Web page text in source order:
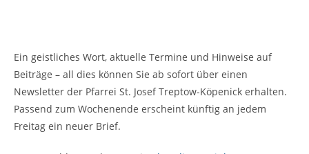
Ein geistliches Wort, aktuelle Termine und Hinweise auf
Beiträge – all dies können Sie ab sofort über einen
Newsletter der Pfarrei St. Josef Treptow-Köpenick erhalten.
Passend zum Wochenende erscheint künftig an jedem
Freitag ein neuer Brief.